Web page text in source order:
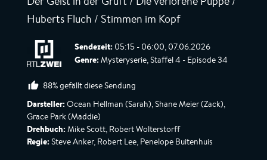
Huberts Fluch / Stimmen im Kopf
Sendezeit: 05:15 - 06:00, 07.06.2026
Genre: Mysteryserie, Staffel 4 - Episode 34
88% gefällt diese Sendung
Darsteller: Ocean Hellman (Sarah), Shane Meier (Zack),
Grace Park (Maddie)
Drehbuch: Mike Scott, Robert Wolterstorff
Regie: Steve Anker, Robert Lee, Penelope Buitenhuis